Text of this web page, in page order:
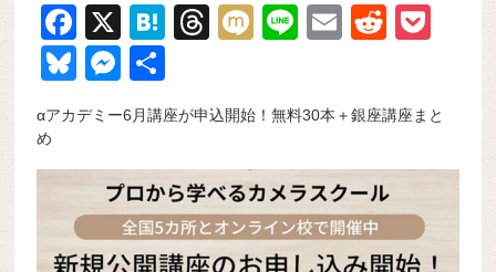
F
a
c
e
b
o
X
H
n
a
T
a
d
s
M
Li
E
R
di
t
et
Bl
e
sk
y
M
e
ss
e
n
g
有
αアカデミー6月講座が申込開始！無料30本＋銀座講座まと
め